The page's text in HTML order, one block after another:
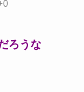
ろうな